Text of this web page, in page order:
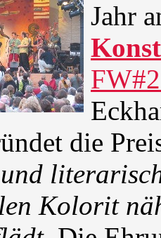
Jahr
die
Kolorit